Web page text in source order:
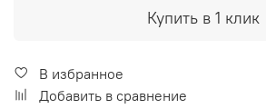
Купить в 1 клик
В избранное
Добавить в сравнение